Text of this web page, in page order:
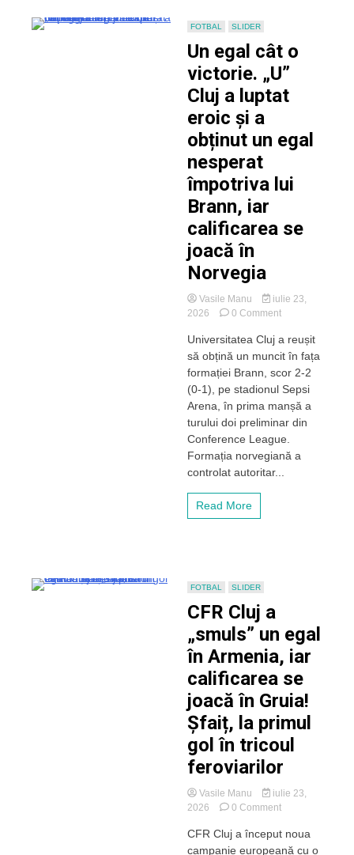
FOTBAL SLIDER
Un egal cât o
victorie. „U”
Cluj a luptat
eroic și a
obținut un egal
nesperat
împotriva lui
Brann, iar
calificarea se
joacă în
Norvegia
Vasile Manu
iulie 23,
2026
0 Commenton
egal
cât
o
victorie.
Cluj
a
luptat
eroic
joacă
Norvegia
Universitatea Cluj a reușit
să obțină un muncit în fața
formației Brann, scor 2-2
(0-1), pe stadionul Sepsi
Arena, în prima manșă a
turului doi preliminar din
Conference League.
Formația norvegiană a
controlat autoritar...
Read More
FOTBAL SLIDER
CFR Cluj a
„smuls” un egal
în Armenia, iar
calificarea se
joacă în Gruia!
Șfaiț, la primul
gol în tricoul
feroviarilor
Vasile Manu
iulie 23,
2026
0 Commenton
Cluj
a
CFR Cluj a început noua
campanie europeană cu o